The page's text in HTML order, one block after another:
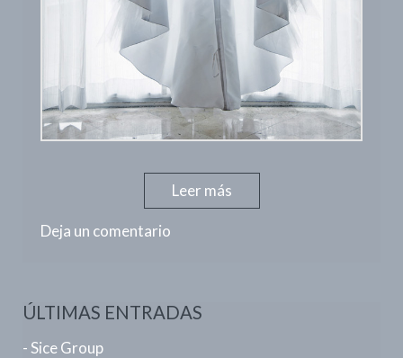
Leer más
Deja un comentario
ÚLTIMAS ENTRADAS
- Sice Group